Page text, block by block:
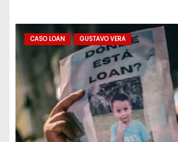
CASO LOAN GUSTAVO VERA